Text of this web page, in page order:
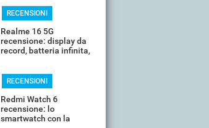
una sorpresa
RECENSIONI
Realme 16 5G
recensione: display da
record, batteria infinita,
RECENSIONI
Redmi Watch 6
recensione: lo
smartwatch con la